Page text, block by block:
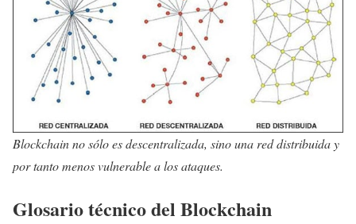
Blockchain no sólo es descentralizada, sino una red distribuida y
por tanto menos vulnerable a los ataques.
Glosario técnico del Blockchain